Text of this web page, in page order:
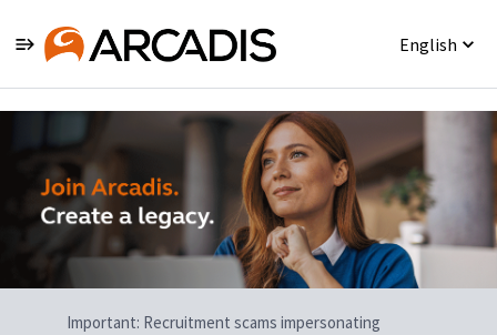
English
Single
Position
Important: Recruitment scams impersonating